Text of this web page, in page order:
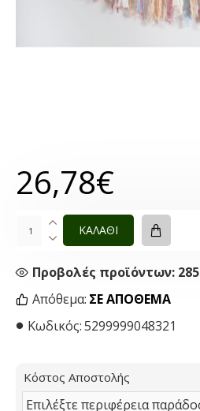
Απόθεμα: ΣΕ ΑΠΌΘΕΜΑ
Κωδικός:5299999048321
Προβολές προϊόντων: 285
26,78€
ΚΑΛΑΘΙ
Κόστος Αποστολής